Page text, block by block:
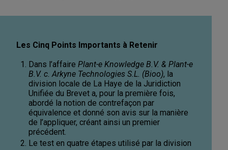
Les Cinq Points Importants à Retenir
Dans l’affaire Plant-e Knowledge B.V. & Plant-e
B.V. c. Arkyne Technologies S.L. (Bioo), la
division locale de La Haye de la Juridiction
Unifiée du Brevet a, pour la première fois,
abordé la notion de contrefaçon par
équivalence et donné son avis sur la manière
de l’appliquer, créant ainsi un premier
précédent.
Le test en quatre étapes utilisé par la division